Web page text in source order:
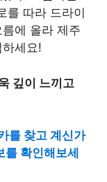
를 따라 드라이
에 올라 제주
세요!
깊이 느끼고
를 찾고 계신가
확인해보세